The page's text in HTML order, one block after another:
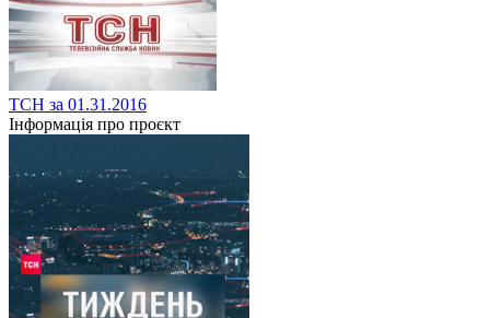
ТСН за 01.31.2016
Інформація про проєкт